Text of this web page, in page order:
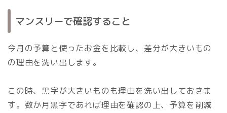
マンスリーで確認すること
今月の予算と使ったお金を比較し、差分が大きいもの
の理由を洗い出します。
この時、黒字が大きいものも理由を洗い出しておきま
す。数か月黒字であれば理由を確認の上、予算を削減